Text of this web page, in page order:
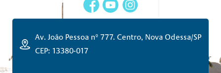
Av. João Pessoa nº 777. Centro, Nova Odessa/SP
CEP: 13380-017